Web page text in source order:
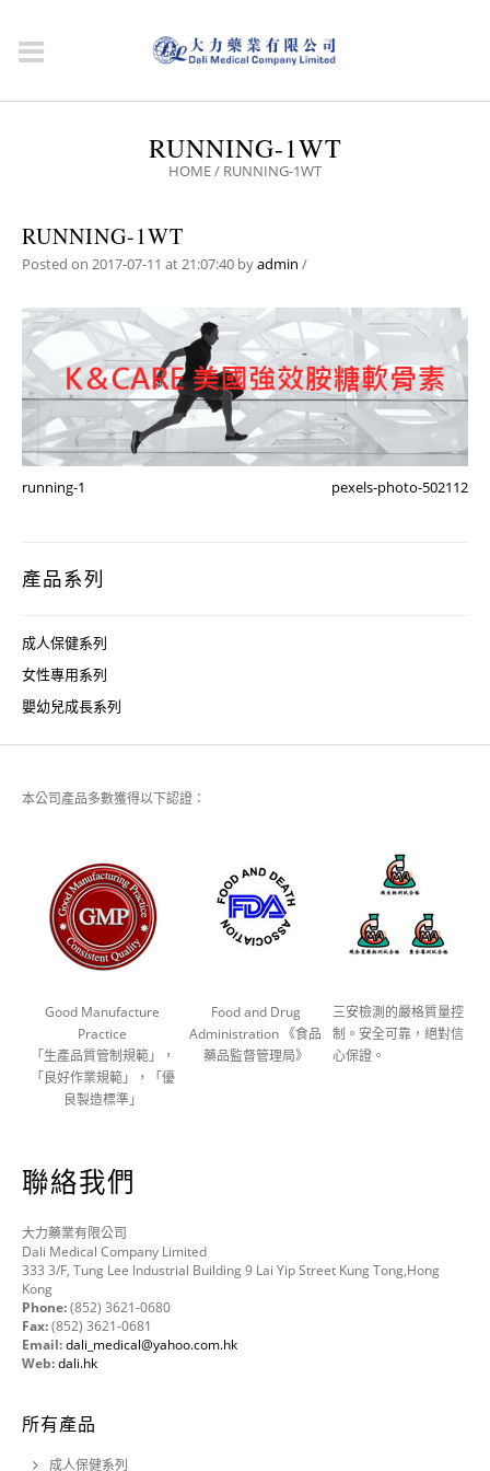
RUNNING-1WT
HOME/ RUNNING-1WT
RUNNING-1WT
Posted on 2017-07-11 at 21:07:40 byadmin /
running-1 pexels-photo-502112
產品系列
成人保健系列
女性專用系列
嬰幼兒成長系列
本公司產品多數獲得以下認證：
Good Manufacture
Practice
「生產品質管制規範」，
「良好作業規範」，「優
良製造標準」
Food and Drug
Administration 《食品
藥品監督管理局》
三安檢測的嚴格質量控
制。安全可靠，絕對信
心保證。
聯絡我們
大力藥業有限公司
Dali Medical Company Limited
333 3/F, Tung Lee Industrial Building 9 Lai Yip Street Kung Tong,Hong
Kong
Phone:(852) 3621-0680
Fax:(852) 3621-0681
Email:dali_medical@yahoo.com.hk
Web:dali.hk
所有產品
成人保健系列